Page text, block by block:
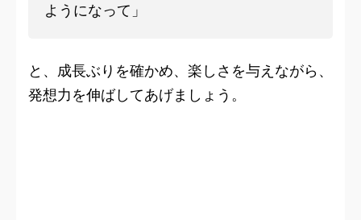
ようになって」
と、成長ぶりを確かめ、楽しさを与えながら、
発想力を伸ばしてあげましょう。